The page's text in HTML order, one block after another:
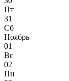
Пт
31
Сб
Ноябрь
01
Вс
02
Пн